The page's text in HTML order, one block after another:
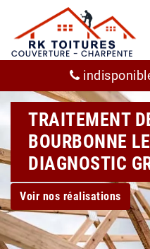
TRAITEMENT
BOURBONNE
DIAGNOSTIC
Voir nos réalisations